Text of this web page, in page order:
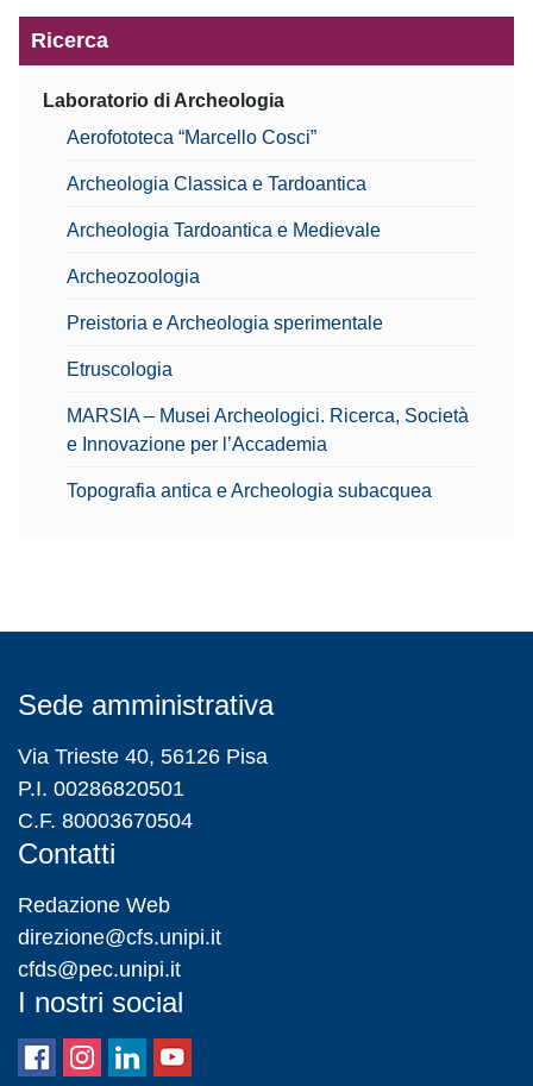
Ricerca
Laboratorio di Archeologia
Aerofototeca “Marcello Cosci”
Archeologia Classica e Tardoantica
Archeologia Tardoantica e Medievale
Archeozoologia
Preistoria e Archeologia sperimentale
Etruscologia
MARSIA – Musei Archeologici. Ricerca, Società
e Innovazione per l’Accademia
Topografia antica e Archeologia subacquea
Sede amministrativa
Via Trieste 40, 56126 Pisa
P.I. 00286820501
C.F. 80003670504
Contatti
Redazione Web
direzione@cfs.unipi.it
cfds@pec.unipi.it
I nostri social